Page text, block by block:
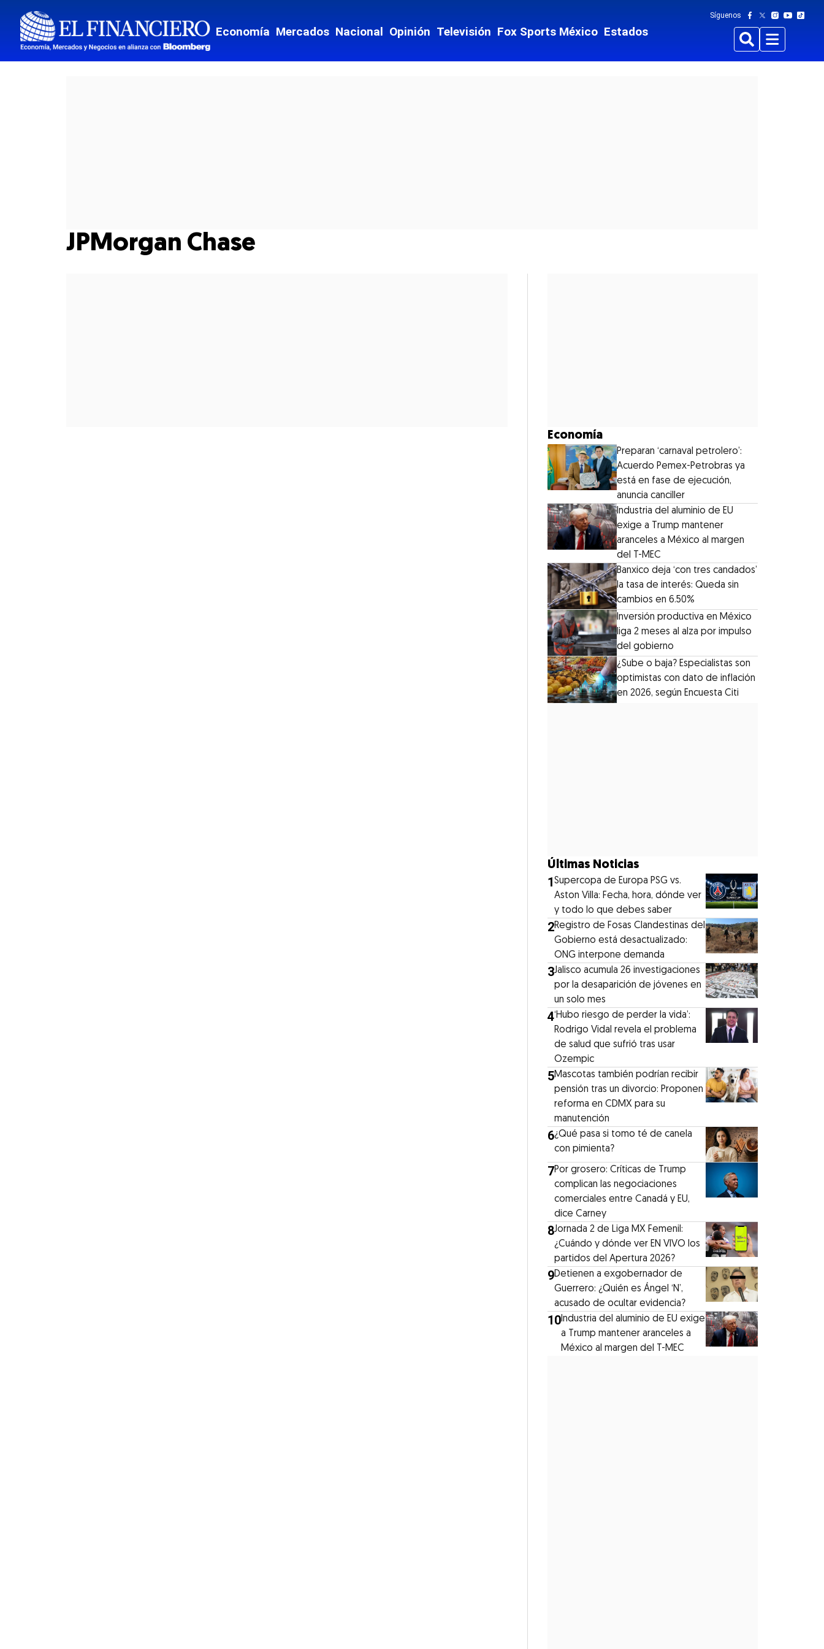
Economía Mercados Nacional Opinión Televisión Fox Sports México Estados
Síguenos
BuscarMenu
JPMorgan Chase
Economía
Preparan ‘carnaval petrolero’:
Acuerdo Pemex-Petrobras ya
está en fase de ejecución,
anuncia canciller
Industria del aluminio de EU
exige a Trump mantener
aranceles a México al margen
del T-MEC
Banxico deja ‘con tres candados’
la tasa de interés: Queda sin
cambios en 6.50%
Inversión productiva en México
liga 2 meses al alza por impulso
del gobierno
¿Sube o baja? Especialistas son
optimistas con dato de inflación
en 2026, según Encuesta Citi
Últimas Noticias
1Supercopa de Europa PSG vs.
Aston Villa: Fecha, hora, dónde ver
y todo lo que debes saber
2Registro de Fosas Clandestinas del
Gobierno está desactualizado:
ONG interpone demanda
3Jalisco acumula 26 investigaciones
por la desaparición de jóvenes en
un solo mes
4‘Hubo riesgo de perder la vida’:
Rodrigo Vidal revela el problema
de salud que sufrió tras usar
Ozempic
5Mascotas también podrían recibir
pensión tras un divorcio: Proponen
reforma en CDMX para su
manutención
6¿Qué pasa si tomo té de canela
con pimienta?
7Por grosero: Críticas de Trump
complican las negociaciones
comerciales entre Canadá y EU,
dice Carney
8Jornada 2 de Liga MX Femenil:
¿Cuándo y dónde ver EN VIVO los
partidos del Apertura 2026?
9Detienen a exgobernador de
Guerrero: ¿Quién es Ángel ‘N’,
acusado de ocultar evidencia?
10Industria del aluminio de EU exige
a Trump mantener aranceles a
México al margen del T-MEC